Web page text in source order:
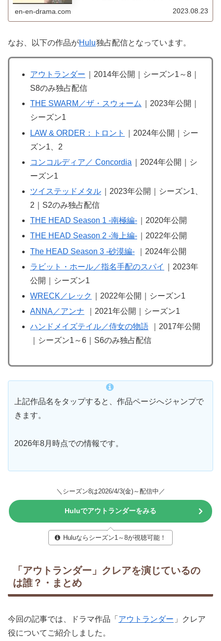
en-en-drama.com 2023.08.23
なお、以下の作品がHulu独占配信となっています。
アウトランダー
｜2014年公開｜シーズン1～8｜
S8のみ独占配信
THE SWARM／ザ・スウォーム
｜2023年公開｜
シーズン1
LAW & ORDER：トロント
｜2024年公開｜シー
ズン1、2
コンコルディア／ Concordia
｜2024年公開｜シ
ーズン1
ツイステッドメタル ｜2023年公開｜シーズン1、
2｜S2のみ独占配信
THE HEAD Season 1 -南極編- ｜2020年公開
THE HEAD Season 2 -海上編- ｜2022年公開
The HEAD Season 3 -砂漠編- ｜2024年公開
ラビット・ホール／指名手配のスパイ
｜2023年
公開｜シーズン1
WRECK／レック
｜2022年公開｜シーズン1
ANNA／アンナ
｜2021年公開｜シーズン1
ハンドメイズテイル／侍女の物語 ｜2017年公開
｜シーズン1～6｜S6のみ独占配信
上記作品名をタップすると、作品ページへジャンプで
きます。
2026年8月時点での情報です。
＼シーズン8は2026/4/3(金)～配信中／
Huluでアウトランダーをみる
Huluならシーズン1～8が視聴可能！
「アウトランダー」クレアを演じているの
は誰？・まとめ
今回の記事では、ドラマ作品「 アウトランダー 」クレア
役についてご紹介しました。